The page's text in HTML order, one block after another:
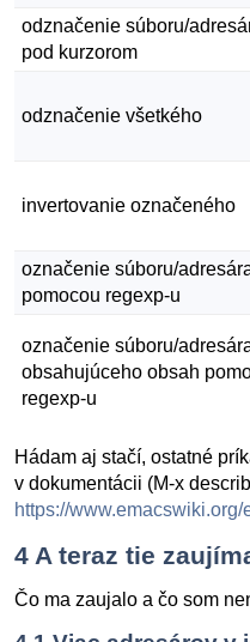
odznačenie súboru/
pod kurzorom
odznačenie všetkého
invertovanie označeného
označenie súboru/
pomocou regexp-u
označenie súboru/
obsahujúceho obsah
regexp-u
Hádam aj stačí, ostatné
v dokumentácii (M-x
https://
4 A teraz tie
Čo ma zaujalo a čo som